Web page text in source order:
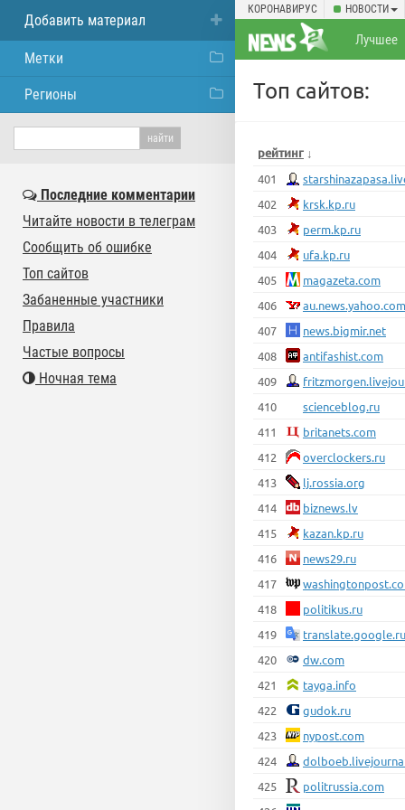
КОРОНАВИРУС НОВОСТИ
Лучшее
Топ сайтов:
рейтинг ↓
401
402
krsk.kp.ru
403
perm.kp.ru
404
ufa.kp.ru
405
magazeta.com
406
au.news.yahoo.com
407
news.bigmir.net
408
antifashist.com
409
410
scienceblog.ru
411
britanets.com
412
overclockers.ru
413
lj.rossia.org
414
biznews.lv
415
kazan.kp.ru
416
news29.ru
417
418
politikus.ru
419
translate.google.ru
420
dw.com
421
tayga.info
422
gudok.ru
423
nypost.com
424
425
politrussia.com
Добавить материал
Метки
Регионы
Последние комментарии
Читайте новости в телеграм
Сообщить об ошибке
Топ сайтов
Забаненные участники
Правила
Частые вопросы
Ночная тема